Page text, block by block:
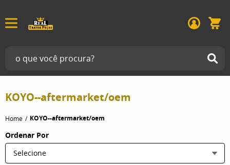
KOYO--aftermarket/oem
Home KOYO--aftermarket/oem
Ordenar Por
Selecione